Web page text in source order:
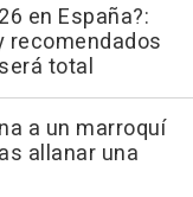
en España?:
recomendados
total
a un marroquí
allanar una